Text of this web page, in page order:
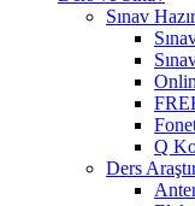
Sınav
Q
Ders